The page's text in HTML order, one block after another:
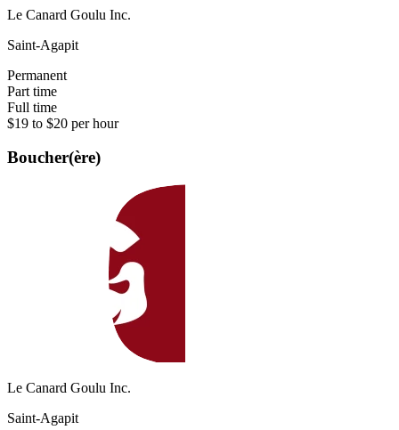
Le Canard Goulu Inc.
Saint-Agapit
Permanent
Part time
Full time
$19 to $20 per hour
Boucher(ère)
Le Canard Goulu Inc.
Saint-Agapit